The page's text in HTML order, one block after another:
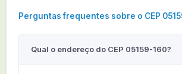
Perguntas frequentes sobre o CEP
Qual o endereço do CEP 05159-160?